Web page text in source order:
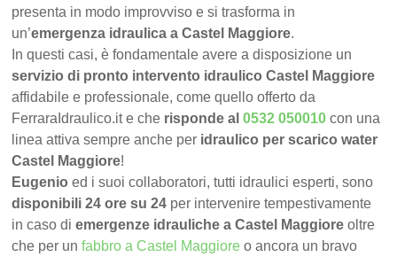
presenta in modo improvviso e si trasforma in
un’emergenza idraulica a Castel Maggiore.
In questi casi, è fondamentale avere a disposizione un
servizio di pronto intervento idraulico Castel Maggiore
affidabile e professionale, come quello offerto da
FerraraIdraulico.it e che risponde al0532 050010 con una
linea attiva sempre anche per idraulico per scarico water
Castel Maggiore!
Eugenio ed i suoi collaboratori, tutti idraulici esperti, sono
disponibili 24 ore su 24 per intervenire tempestivamente
in caso diemergenze idrauliche a Castel Maggioreoltre
che per unfabbro a Castel Maggiore o ancora un bravo